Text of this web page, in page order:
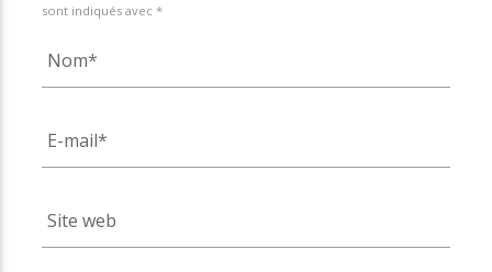
sont indiqués avec *